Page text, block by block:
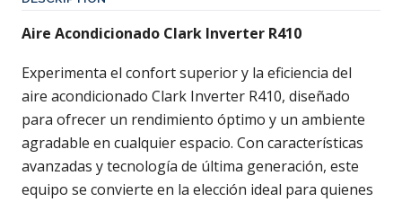
Aire Acondicionado Clark Inverter R410
Experimenta el confort superior y la eficiencia del
aire acondicionado Clark Inverter R410, diseñado
para ofrecer un rendimiento óptimo y un ambiente
agradable en cualquier espacio. Con características
avanzadas y tecnología de última generación, este
equipo se convierte en la elección ideal para quienes